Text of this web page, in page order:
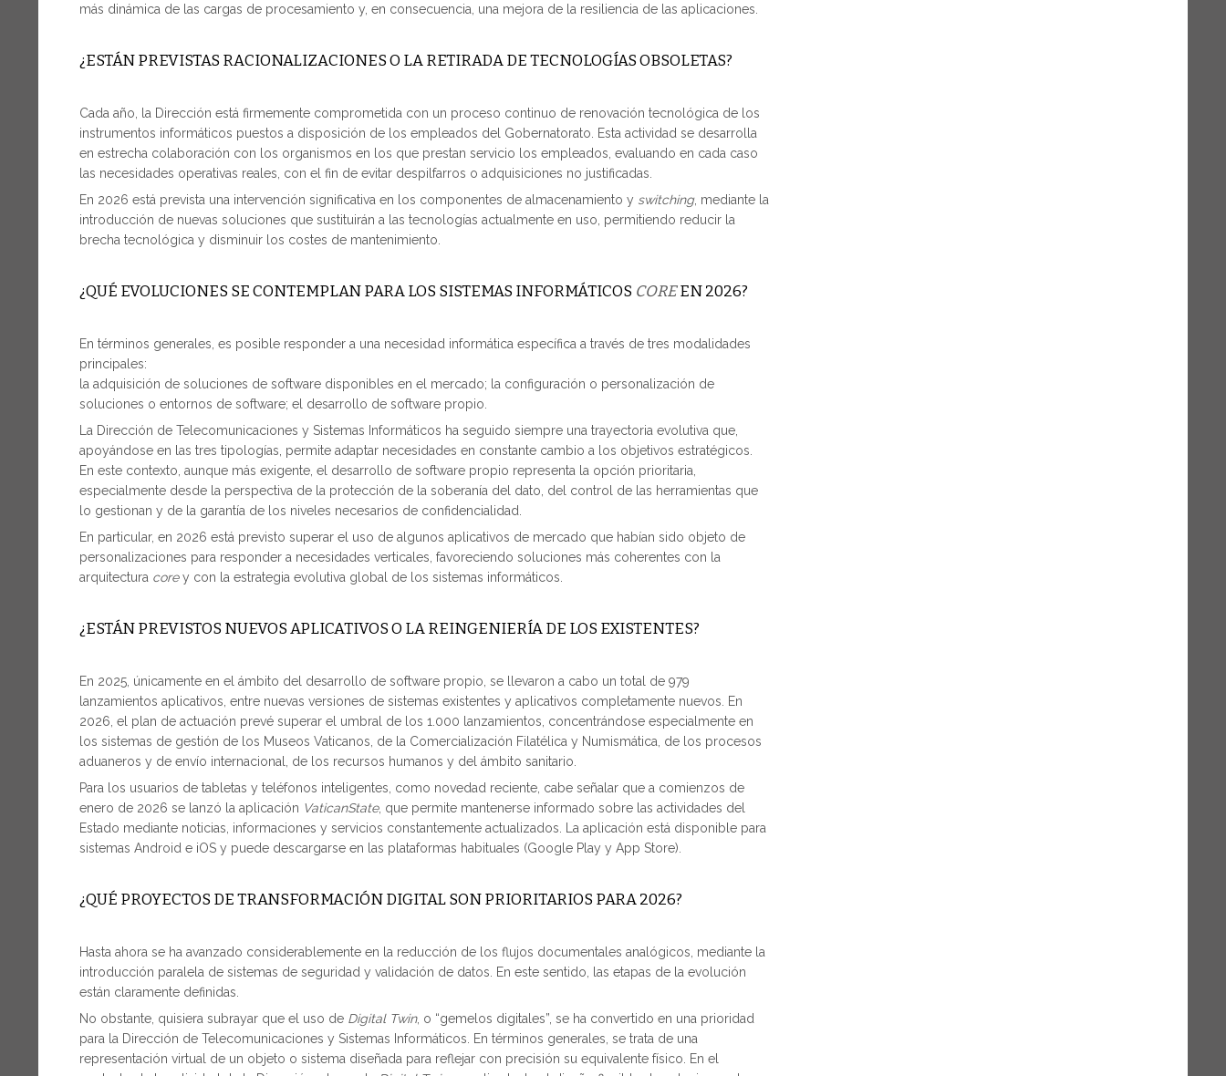
más dinámica de las cargas de procesamiento y, en consecuencia, una mejora de la resiliencia de las aplicaciones.
¿ESTÁN PREVISTAS RACIONALIZACIONES O LA RETIRADA DE TECNOLOGÍAS OBSOLETAS?
Cada año, la Dirección está firmemente comprometida con un proceso continuo de renovación tecnológica de los
instrumentos informáticos puestos a disposición de los empleados del Gobernatorato. Esta actividad se desarrolla
en estrecha colaboración con los organismos en los que prestan servicio los empleados, evaluando en cada caso
las necesidades operativas reales, con el fin de evitar despilfarros o adquisiciones no justificadas.
En 2026 está prevista una intervención significativa en los componentes de almacenamiento y switching, mediante la
introducción de nuevas soluciones que sustituirán a las tecnologías actualmente en uso, permitiendo reducir la
brecha tecnológica y disminuir los costes de mantenimiento.
¿QUÉ EVOLUCIONES SE CONTEMPLAN PARA LOS SISTEMAS INFORMÁTICOS COREEN 2026?
En términos generales, es posible responder a una necesidad informática específica a través de tres modalidades
principales:
la adquisición de soluciones de software disponibles en el mercado; la configuración o personalización de
soluciones o entornos de software; el desarrollo de software propio.
La Dirección de Telecomunicaciones y Sistemas Informáticos ha seguido siempre una trayectoria evolutiva que,
apoyándose en las tres tipologías, permite adaptar necesidades en constante cambio a los objetivos estratégicos.
En este contexto, aunque más exigente, el desarrollo de software propio representa la opción prioritaria,
especialmente desde la perspectiva de la protección de la soberanía del dato, del control de las herramientas que
lo gestionan y de la garantía de los niveles necesarios de confidencialidad.
En particular, en 2026 está previsto superar el uso de algunos aplicativos de mercado que habían sido objeto de
personalizaciones para responder a necesidades verticales, favoreciendo soluciones más coherentes con la
arquitectura corey con la estrategia evolutiva global de los sistemas informáticos.
¿ESTÁN PREVISTOS NUEVOS APLICATIVOS O LA REINGENIERÍA DE LOS EXISTENTES?
En 2025, únicamente en el ámbito del desarrollo de software propio, se llevaron a cabo un total de 979
lanzamientos aplicativos, entre nuevas versiones de sistemas existentes y aplicativos completamente nuevos. En
2026, el plan de actuación prevé superar el umbral de los 1.000 lanzamientos, concentrándose especialmente en
los sistemas de gestión de los Museos Vaticanos, de la Comercialización Filatélica y Numismática, de los procesos
aduaneros y de envío internacional, de los recursos humanos y del ámbito sanitario.
Para los usuarios de tabletas y teléfonos inteligentes, como novedad reciente, cabe señalar que a comienzos de
enero de 2026 se lanzó la aplicación VaticanState, que permite mantenerse informado sobre las actividades del
Estado mediante noticias, informaciones y servicios constantemente actualizados. La aplicación está disponible para
sistemas Android e iOS y puede descargarse en las plataformas habituales (Google Play y App Store).
¿QUÉ PROYECTOS DE TRANSFORMACIÓN DIGITAL SON PRIORITARIOS PARA 2026?
Hasta ahora se ha avanzado considerablemente en la reducción de los flujos documentales analógicos, mediante la
introducción paralela de sistemas de seguridad y validación de datos. En este sentido, las etapas de la evolución
están claramente definidas.
No obstante, quisiera subrayar que el uso de Digital Twin, o “gemelos digitales”, se ha convertido en una prioridad
para la Dirección de Telecomunicaciones y Sistemas Informáticos. En términos generales, se trata de una
representación virtual de un objeto o sistema diseñada para reflejar con precisión su equivalente físico. En el